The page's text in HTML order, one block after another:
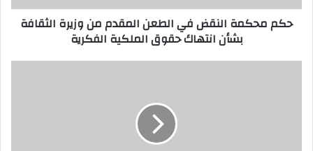
الثقافة
بشأن
حكم محكمة النقض في الطعن المقدم من وزيرة الثقافة
بشأن انتهاك حقوق الملكية الفكرية